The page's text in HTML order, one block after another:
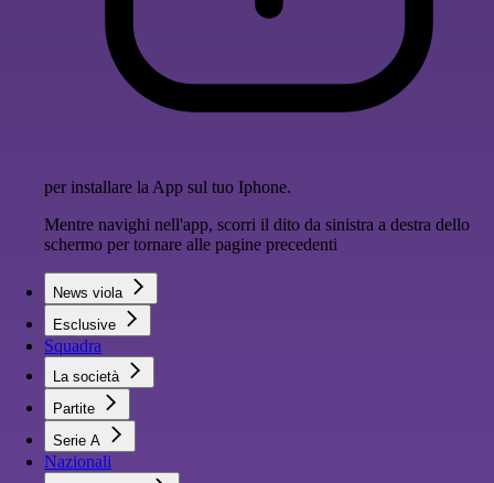
per installare la App sul tuo Iphone.
Mentre navighi nell'app, scorri il dito da sinistra a destra dello
schermo per tornare alle pagine precedenti
News viola
Esclusive
Squadra
La società
Partite
Serie A
Nazionali